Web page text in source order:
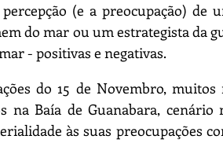
(e a preocupação)
do mar ou um estrategista da
- positivas e negativas.
do 15 de Novembro,
na Baía de Guanabara,
às suas preocupações